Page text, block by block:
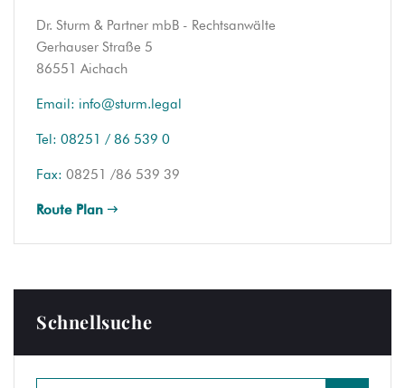
Dr. Sturm & Partner mbB - Rechtsanwälte
Gerhauser Straße 5
86551 Aichach
Email: info@sturm.legal
Tel: 08251 / 86 539 0
Fax: 08251 /86 539 39
Route Plan
Schnellsuche